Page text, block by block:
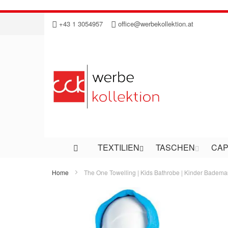
Direkt
Inhalt
+43 1 3054957 office@werbekollektion.at
TEXTILIEN TASCHEN
Home The One Towelling | Kids Bathrobe | Kinder